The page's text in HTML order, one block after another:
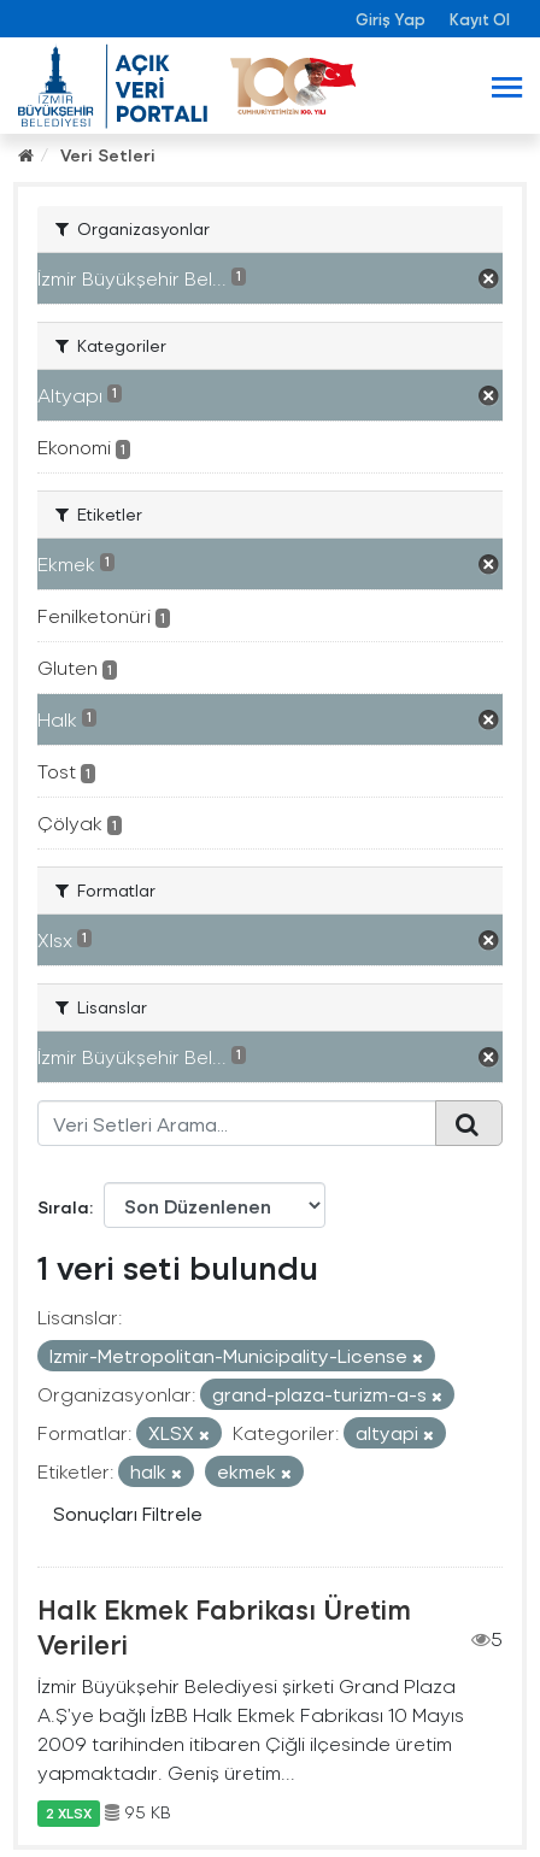
Giriş Yap Kayıt Ol
Veri Setleri
Organizasyonlar
İzmir Büyükşehir Bel... 1
Kategoriler
Altyapı 1
Ekonomi 1
Etiketler
Ekmek 1
Fenilketonüri 1
Gluten 1
Halk 1
Tost 1
Çölyak 1
Formatlar
Xlsx 1
Lisanslar
İzmir Büyükşehir Bel... 1
Sırala
1 veri seti bulundu
Lisanslar:
Izmir-Metropolitan-Municipality-License
Organizasyonlar:
grand-plaza-turizm-a-s
Formatlar:
XLSX Kategoriler:
altyapi
Etiketler:
halk
ekmek
Sonuçları Filtrele
Halk Ekmek Fabrikası Üretim
Verileri
5
İzmir Büyükşehir Belediyesi şirketi Grand Plaza
A.Ş’ye bağlı İzBB Halk Ekmek Fabrikası 10 Mayıs
2009 tarihinden itibaren Çiğli ilçesinde üretim
yapmaktadır. Geniş üretim...
2 XLSX 95 KB